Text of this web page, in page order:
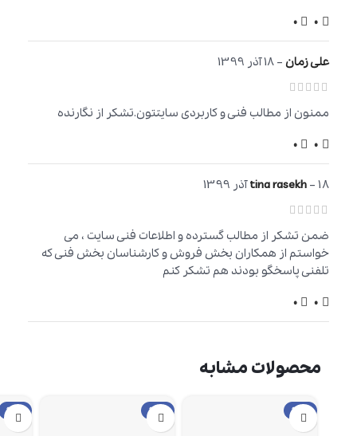
0
0
علی زمان – 18 آذر 1399
ممنون از مطالب فنی و کاربردی سایتتون.تشکر از نگارنده
0
0
tina rasekh – 18 آذر 1399
ضمن تشکر از مطالب گسترده و اطلاعات فنی سایت ، می
خواستم از همکاران بخش فروش و کارشناسان بخش فنی که
تلفنی پاسخگو بودند هم تشکر کنم
0
0
محصولات مشابه
حراج حراج حراج